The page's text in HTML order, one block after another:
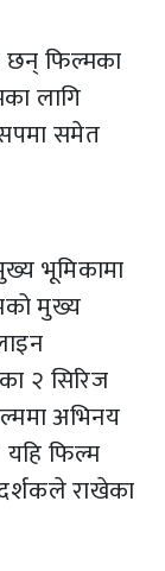
छन् फिल्मका
लागि
समेत
भूमिकामा
मुख्य
२ सिरिज
अभिनय
फिल्म
राखेका